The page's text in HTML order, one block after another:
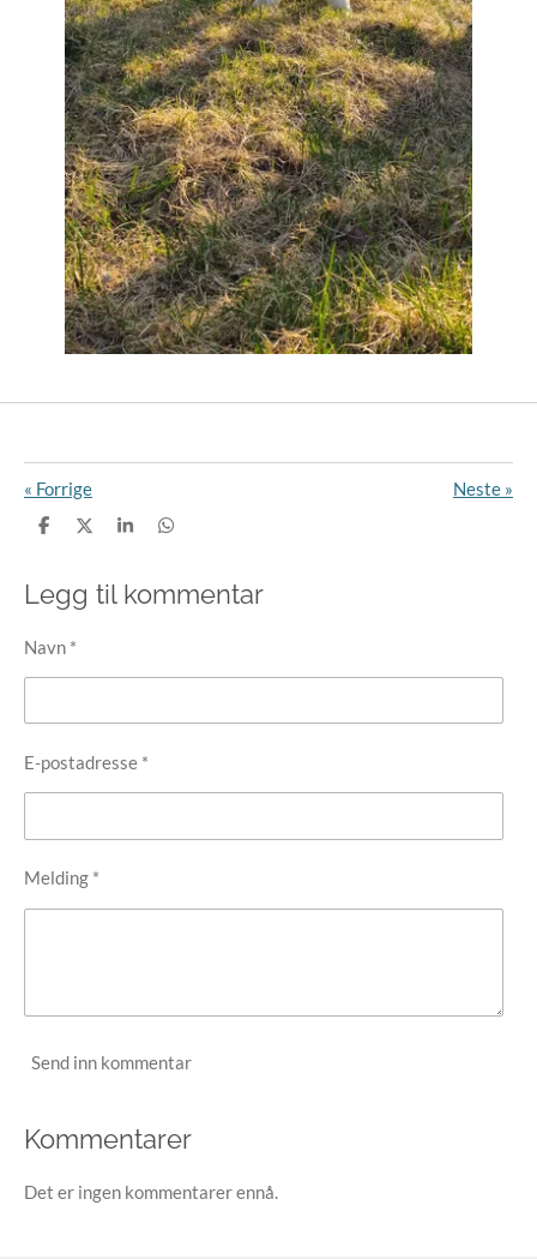
« Forrige Neste »
D
D
e
D
D
Legg til kommentar
Navn *
E-postadresse *
Melding *
Send inn kommentar
Kommentarer
Det er ingen kommentarer ennå.